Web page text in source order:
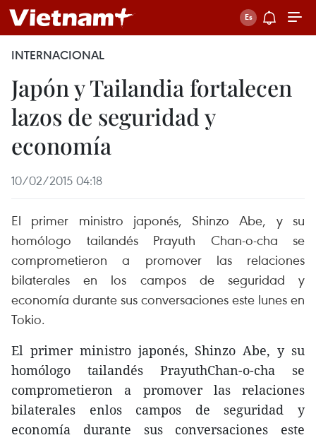
INTERNACIONAL
Japón y Tailandia fortalecen
lazos de seguridad y
economía
10/02/2015 04:18
El primer ministro japonés, Shinzo Abe, y su
homólogo tailandés Prayuth Chan-o-cha se
comprometieron a promover las relaciones
bilaterales en los campos de seguridad y
economía durante sus conversaciones este lunes en
Tokio.
El primer ministro japonés, Shinzo Abe, y su
homólogo tailandés PrayuthChan-o-cha se
comprometieron a promover las relaciones
bilaterales enlos campos de seguridad y
economía durante sus conversaciones este